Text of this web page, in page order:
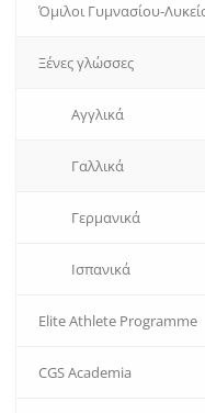
Όμιλοι Γυμνασίου-
Ξένες γλώσσες
Αγγλικά
Γαλλικά
Γερμανικά
Ισπανικά
Εlite Athlete Programme
CGS Academia